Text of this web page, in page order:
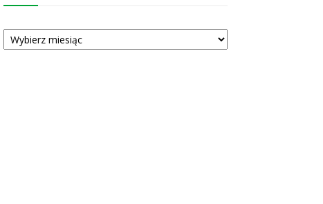
ARCHIWUM
NUMERÓW